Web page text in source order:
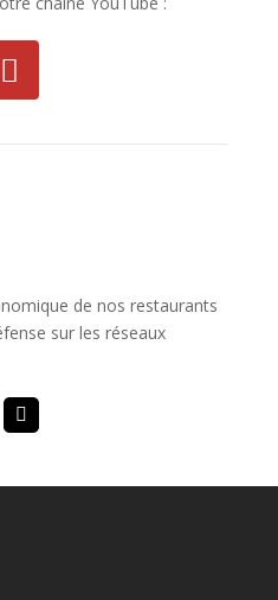
de nos restaurants
sur les réseaux